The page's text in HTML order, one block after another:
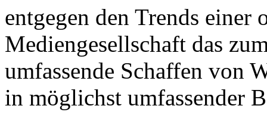
entgegen den Trends einer
Mediengesellschaft das
umfassende Schaffen von
in möglichst umfassender